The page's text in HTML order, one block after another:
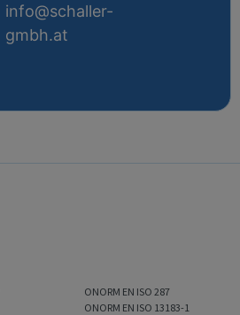
info@schaller-
gmbh.at
ONORM EN ISO 287
ONORM EN ISO 13183-1